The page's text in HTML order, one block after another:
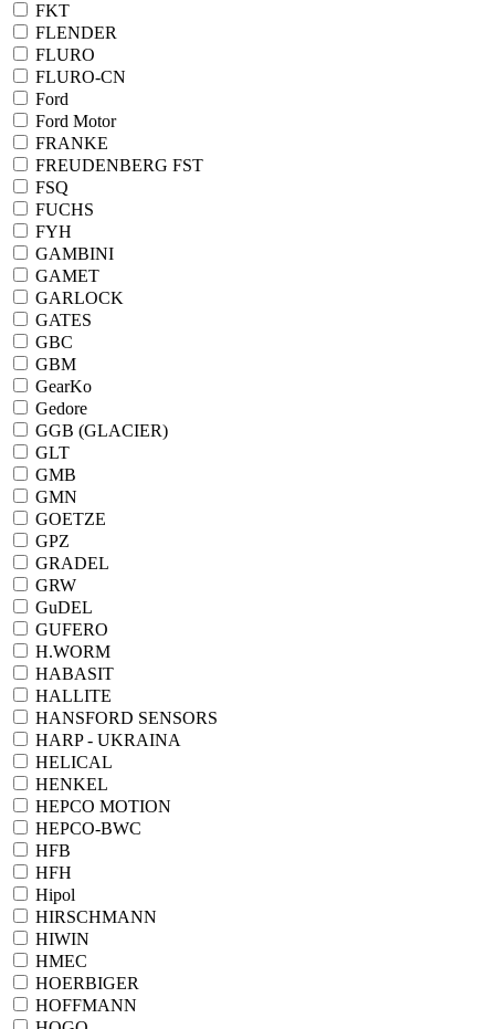
FKT
FLENDER
FLURO
FLURO-CN
Ford
Ford Motor
FRANKE
FREUDENBERG FST
FSQ
FUCHS
FYH
GAMBINI
GAMET
GARLOCK
GATES
GBC
GBM
GearKo
Gedore
GGB (GLACIER)
GLT
GMB
GMN
GOETZE
GPZ
GRADEL
GRW
GuDEL
GUFERO
H.WORM
HABASIT
HALLITE
HANSFORD SENSORS
HARP - UKRAINA
HELICAL
HENKEL
HEPCO MOTION
HEPCO-BWC
HFB
HFH
Hipol
HIRSCHMANN
HIWIN
HMEC
HOERBIGER
HOFFMANN